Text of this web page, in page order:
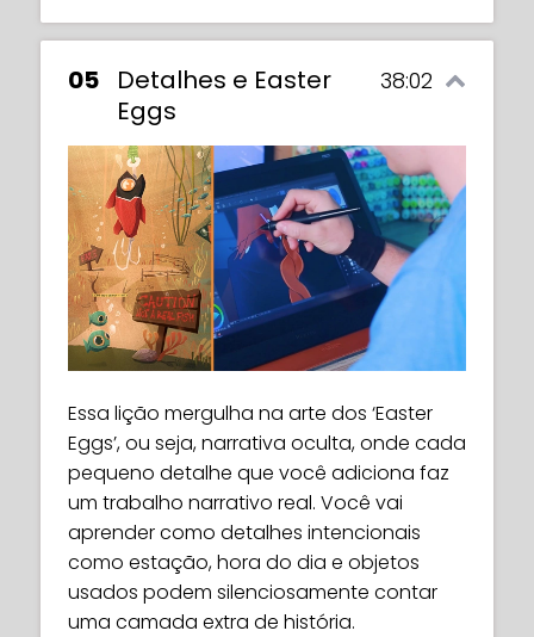
05
Detalhes e Easter
Eggs
38:02
Essa lição mergulha na arte dos ‘Easter
Eggs’, ou seja, narrativa oculta, onde cada
pequeno detalhe que você adiciona faz
um trabalho narrativo real. Você vai
aprender como detalhes intencionais
como estação, hora do dia e objetos
usados podem silenciosamente contar
uma camada extra de história.